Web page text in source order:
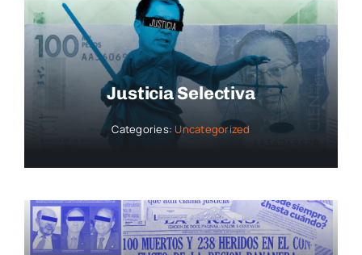
Justicia Selectiva
Categories: Uncategorized